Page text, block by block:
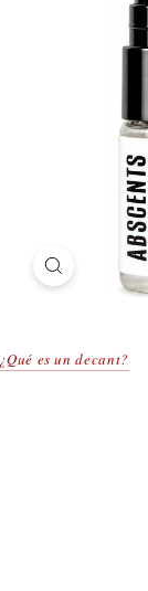
¿Qué es un decant?